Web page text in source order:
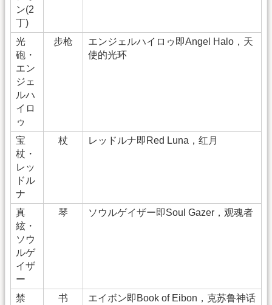
ン(2
丁)
光
砲・
エン
ジェ
ルハ
イロ
ゥ
步枪
エンジェルハイロゥ即Angel Halo，天
使的光环
宝
杖・
レッ
ドル
ナ
杖 レッドルナ即Red Luna，红月
真
絃・
ソウ
ルゲ
イザ
ー
琴 ソウルゲイザー即Soul Gazer，观魂者
禁
书
エイボン即Book of Eibon，克苏鲁神话